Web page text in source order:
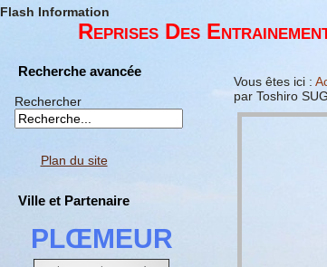
Flash Information
Reprises Des
Recherche avancée
Rechercher
Plan du site
Ville et Partenaire
PLŒMEUR
Vous êtes ici :
par Toshiro